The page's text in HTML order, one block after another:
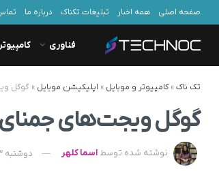
صفحه اصلی همه اخبار تبلیغات تکناک درباره ما
فناوری
تک ناک»کامپیوتر و موبایل » اپلیکیشن موبایل » گوگل
گوگل ویجت‌های جمنای
نوشته شده توسط اسما کلهر دوشنبه 13 اسفند 1403 - 22:32